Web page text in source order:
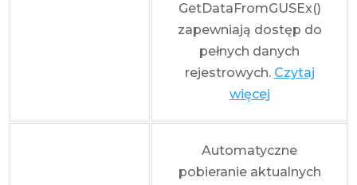
GetDataFromGUSEx()
zapewniają dostęp do
pełnych danych
rejestrowych. Czytaj
więcej
Automatyczne
pobieranie aktualnych